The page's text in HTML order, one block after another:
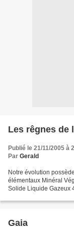
Les rêgnes de
Publié le 21/11/2005 à
Par Gerald
Notre évolution
élémentaux Minéral
Solide Liquide Gazeux
Gaia